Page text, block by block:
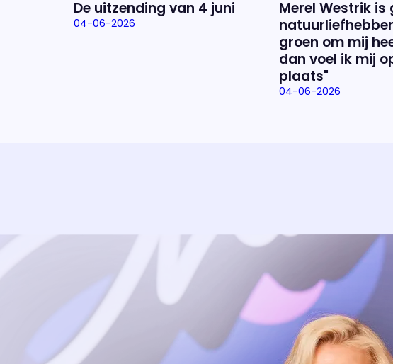
De uitzending van 4 juni
04-06-2026
Merel Westrik is
groen om mij
dan voel ik mij
plaats"
04-06-2026